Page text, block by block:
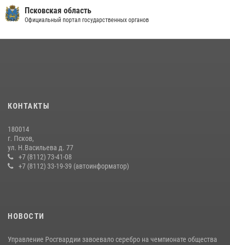
сотрудников вневедомственной охраны Росгвардии, Псковские
Росгвардейцы одержали победу
хищение в магазине в Пскове
Сотрудники вневедомственной охраны Росгвардии за минувшие
сутки пресекли в областном центре серию краж
22 июля 2026, 10:19
23 июля 2026, 13:19
Псковская область
Официальный портал государственных органов
КОНТАКТЫ
180014
г. Псков,
ул. Н.Васильева д. 77
+7 (8112) 73-41-08
+7 (8112) 33-19-39 (автоинформатор)
НОВОСТИ
Управление Росгвардии завоевало серебро на чемпионате общества